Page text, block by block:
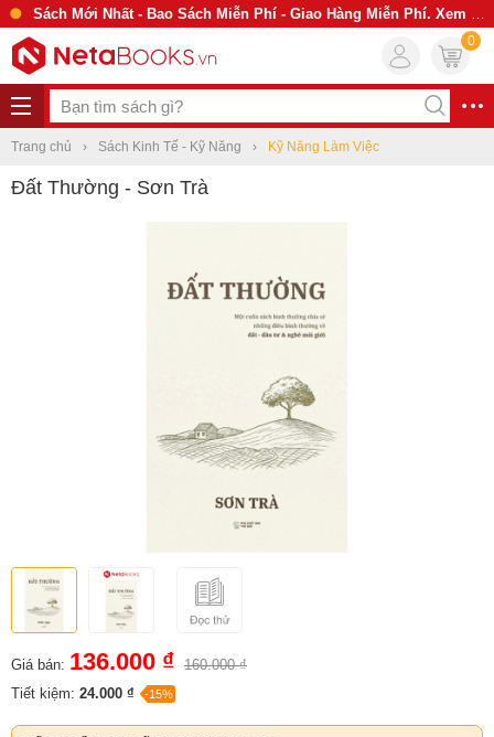
Sách Mới Nhất - Bao Sách Miễn Phí - Giao Hàng Miễn Phí. Xem Ngay
0
Trang chủ Sách Kinh Tế - Kỹ Năng Kỹ Năng Làm Việc
Đất Thường - Sơn Trà
Giá bán: 136.000 ₫ 160.000 ₫
Tiết kiệm: 24.000 ₫ -15%